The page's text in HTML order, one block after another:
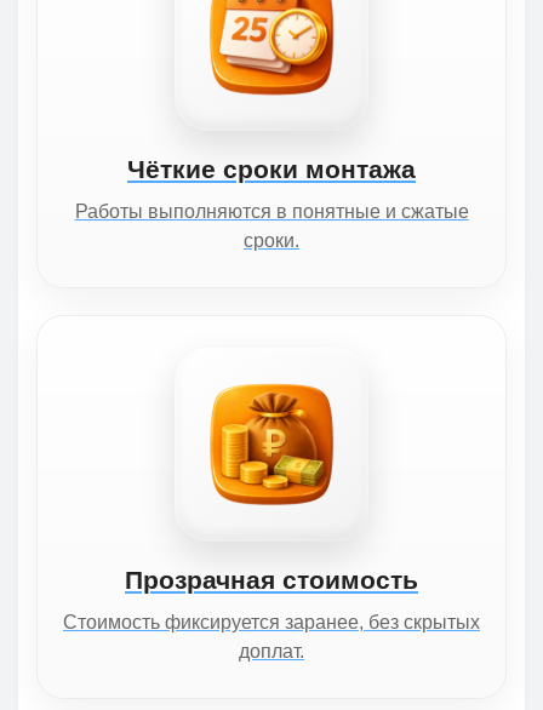
Чёткие сроки монтажа
Работы выполняются в понятные и сжатые
сроки.
Прозрачная стоимость
Стоимость фиксируется заранее, без скрытых
доплат.